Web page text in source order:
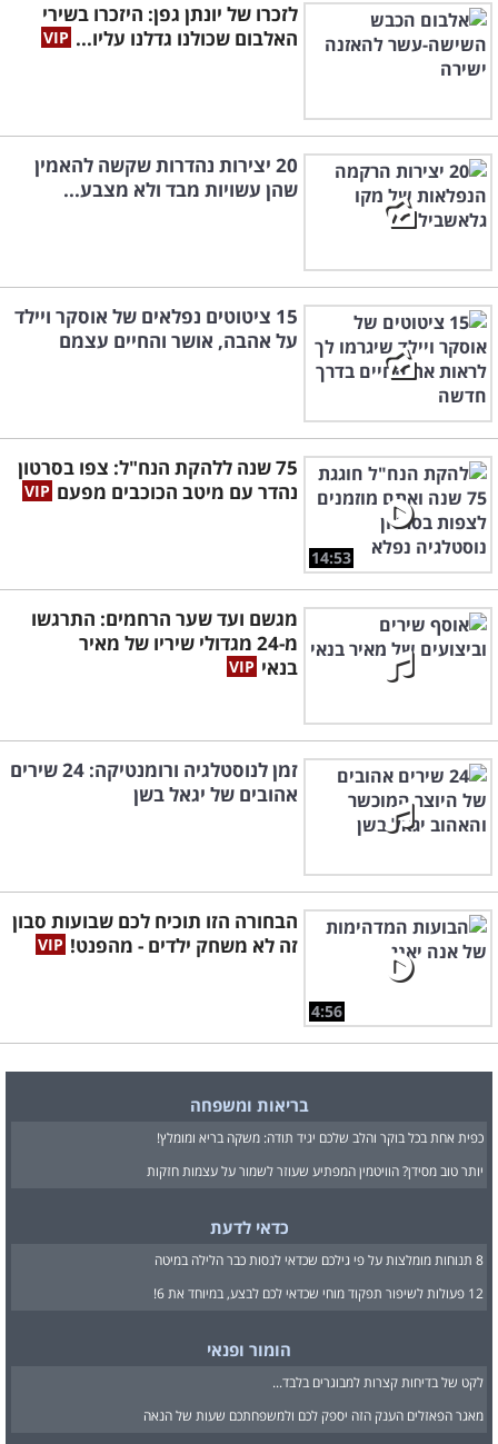
לזכרו של יונתן גפן: היזכרו בשירי
האלבום שכולנו גדלנו עליו...
20 יצירות נהדרות שקשה להאמין
שהן עשויות מבד ולא מצבע...
15 ציטוטים נפלאים של אוסקר ויילד
על אהבה, אושר והחיים עצמם
14:53
75 שנה ללהקת הנח"ל: צפו בסרטון
נהדר עם מיטב הכוכבים מפעם
מגשם ועד שער הרחמים: התרגשו
מ-24 מגדולי שיריו של מאיר
בנאי
זמן לנוסטלגיה ורומנטיקה: 24 שירים
אהובים של יגאל בשן
4:56
הבחורה הזו תוכיח לכם שבועות סבון
זה לא משחק ילדים - מהפנט!
בריאות ומשפחה
כפית אחת בכל בוקר והלב שלכם יגיד תודה: משקה בריא ומומלץ!
יותר טוב מסידן? הוויטמין המפתיע שעוזר לשמור על עצמות חזקות
כדאי לדעת
8 תנוחות מומלצות על פי גילכם שכדאי לנסות כבר הלילה במיטה
12 פעולות לשיפור תפקוד מוחי שכדאי לכם לבצע, במיוחד את 6!
הומור ופנאי
לקט של בדיחות קצרות למבוגרים בלבד...
מאגר הפאזלים הענק הזה יספק לכם ולמשפחתכם שעות של הנאה